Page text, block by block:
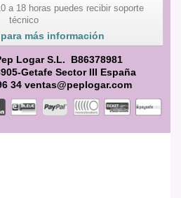
a 18 horas puedes recibir soporte
técnico
más información
Logar S.L. B86378981
Getafe Sector III España
34 ventas@peplogar.com